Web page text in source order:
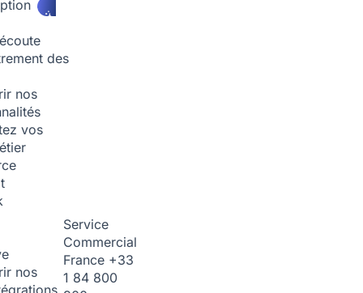
des
nos
vos
nos
Service
Commercial
France +33
1 84 800